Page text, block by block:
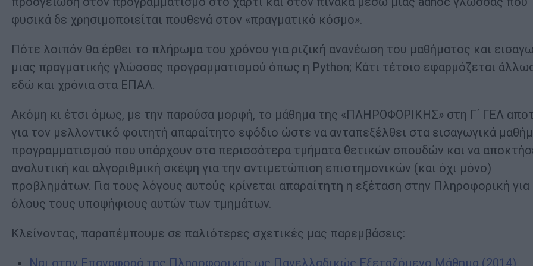
φυσικά δε χρησιμοποιείται πουθενά στον «πραγματικό κόσμο».
Πότε λοιπόν θα έρθει το πλήρωμα του χρόνου για ριζική ανανέωση του μαθήματος και
μιας πραγματικής γλώσσας προγραμματισμού όπως η Python; Κάτι τέτοιο εφαρμόζεται
εδώ και χρόνια στα ΕΠΑΛ.
Ακόμη κι έτσι όμως, με την παρούσα μορφή, το μάθημα της «ΠΛΗΡΟΦΟΡΙΚΗΣ» στη Γ΄ ΓΕΛ
για τον μελλοντικό φοιτητή απαραίτητο εφόδιο ώστε να ανταπεξέλθει στα εισαγωγικά
προγραμματισμού που υπάρχουν στα περισσότερα τμήματα θετικών σπουδών και να
αναλυτική και αλγοριθμική σκέψη για την αντιμετώπιση επιστημονικών (και όχι μόνο)
προβλημάτων. Για τους λόγους αυτούς κρίνεται απαραίτητη η εξέταση στην Πληροφορική για
όλους τους υποψήφιους αυτών των τμημάτων.
Κλείνοντας, παραπέμπουμε σε παλιότερες σχετικές μας παρεμβάσεις: